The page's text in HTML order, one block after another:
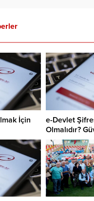
İçin
e-Devlet
Olmalıdır?